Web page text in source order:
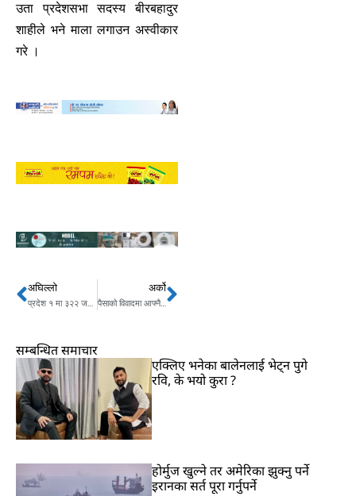
उता प्रदेशसभा सदस्य बीरबहादुर
शाहीले भने माला लगाउन अस्वीकार
गरे ।
Prev
अघिल्लो
प्रदेश १ मा ३२२ जनामा कोरोना संक्रमण, ५ जनाको मृत्यु
अर्को
पैसाको विवादमा आफ्नै आमाको हत्याNext
सम्बन्धित समाचार
एक्लिए भनेका बालेनलाई भेट्न पुगे
रवि, के भयो कुरा ?
होर्मुज खुल्ने तर अमेरिका झुक्नु पर्ने
इरानका सर्त पूरा गर्नुपर्ने